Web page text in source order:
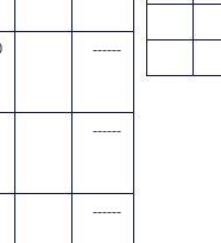
------
------
------